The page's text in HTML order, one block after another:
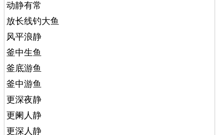
动静有常
放长线钓大鱼
风平浪静
釜中生鱼
釜底游鱼
釜中游鱼
更深夜静
更阑人静
更深人静